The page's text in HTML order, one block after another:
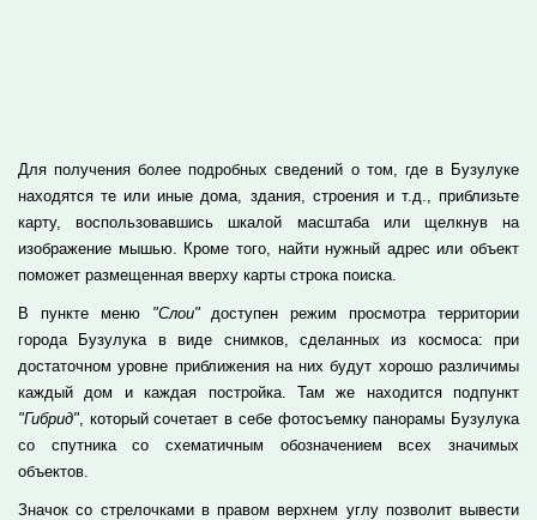
Для получения более подробных сведений о том, где в Бузулуке
находятся те или иные дома, здания, строения и т.д., приблизьте
карту, воспользовавшись шкалой масштаба или щелкнув на
изображение мышью. Кроме того, найти нужный адрес или объект
поможет размещенная вверху карты строка поиска.
В пункте меню "Слои"доступен режим просмотра территории
города Бузулука в виде снимков, сделанных из космоса: при
достаточном уровне приближения на них будут хорошо различимы
каждый дом и каждая постройка. Там же находится подпункт
"Гибрид", который сочетает в себе фотосъемку панорамы Бузулука
со спутника со схематичным обозначением всех значимых
объектов.
Значок со стрелочками в правом верхнем углу позволит вывести